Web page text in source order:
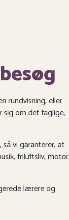
rundvisning, eller
sig om det faglige,
vi garanterer, at
friluftsliv, motor
lærere og